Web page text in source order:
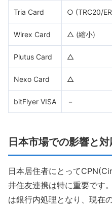
Tria Card ○ (TRC20/
Wirex Card △ (縮小)
Plutus Card △
Nexo Card △
bitFlyer VISA －
日本市場での影響と
日本居住者にとって
井住友連携は特に重要で
は銀行内処理となり、現在